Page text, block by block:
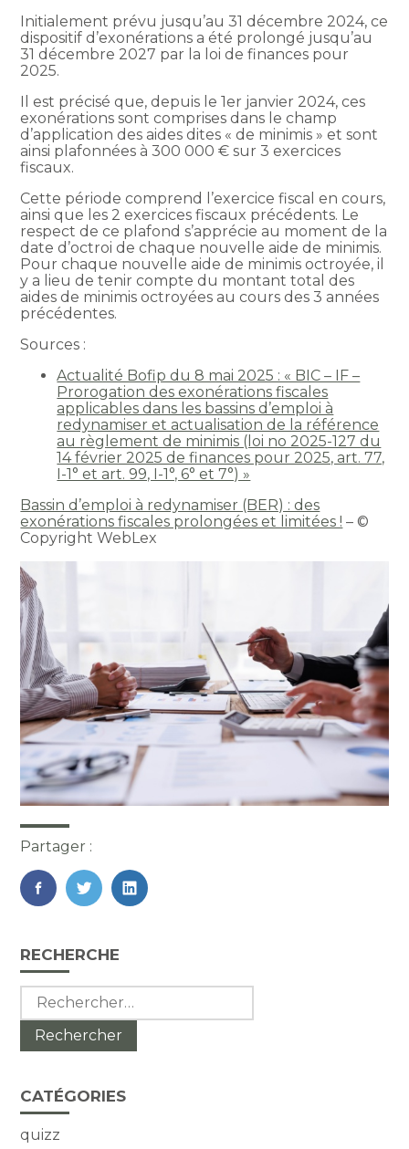
Initialement prévu jusqu’au 31 décembre 2024, ce
dispositif d’exonérations a été prolongé jusqu’au
31 décembre 2027 par la loi de finances pour
2025.
Il est précisé que, depuis le 1er janvier 2024, ces
exonérations sont comprises dans le champ
d’application des aides dites « de minimis » et sont
ainsi plafonnées à 300 000 € sur 3 exercices
fiscaux.
Cette période comprend l’exercice fiscal en cours,
ainsi que les 2 exercices fiscaux précédents. Le
respect de ce plafond s’apprécie au moment de la
date d’octroi de chaque nouvelle aide de minimis.
Pour chaque nouvelle aide de minimis octroyée, il
y a lieu de tenir compte du montant total des
aides de minimis octroyées au cours des 3 années
précédentes.
Sources :
Actualité Bofip du 8 mai 2025 : « BIC – IF –
Prorogation des exonérations fiscales
applicables dans les bassins d’emploi à
redynamiser et actualisation de la référence
au règlement de minimis (loi no 2025-127 du
14 février 2025 de finances pour 2025, art. 77,
I-1° et art. 99, I-1°, 6° et 7°) »
Bassin d’emploi à redynamiser (BER) : des
exonérations fiscales prolongées et limitées ! – ©
Copyright WebLex
Partager :
FaceBook
TwitterLinkedIn
Blog
sidebar
RECHERCHE
Rechercher :
CATÉGORIES
quizz